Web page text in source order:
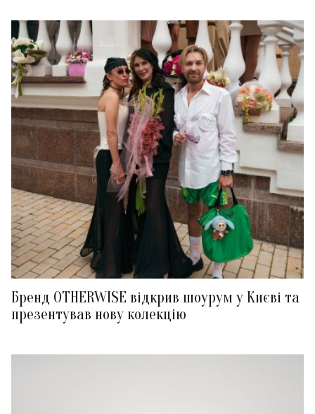
Бренд OTHERWISE відкрив шоурум у Києві та
презентував нову колекцію